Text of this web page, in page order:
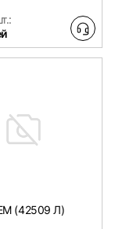
(42509 Л)